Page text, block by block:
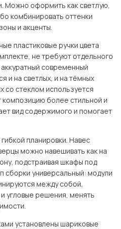
Можно оформить как светлую,
комбинировать оттенки
и акценты.
пластиковые ручки цвета
не требуют отдельного
современный
и на светлых, и на тёмных
со стеклом используется
более стильной и
вид содержимого и помогает
планировки. Навес
можно навешивать как на
подстраивая шкафы под
сборки универсальный: модули
между собой,
угловые решения, менять
установлены шариковые